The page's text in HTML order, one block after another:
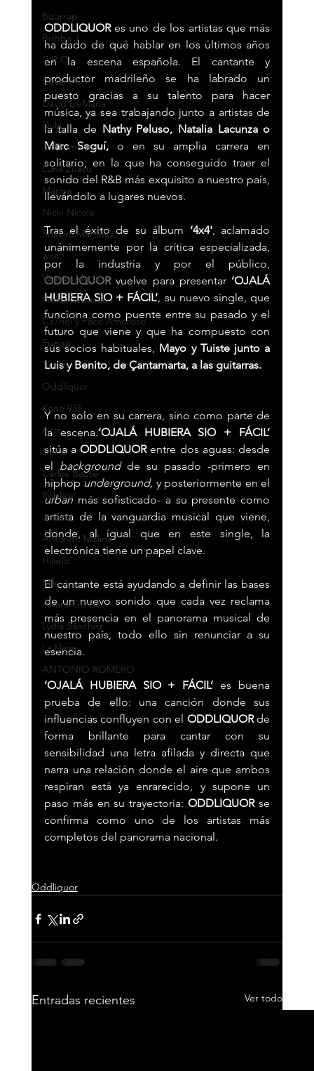
Bizarrap
Bubba J
C.R.O.
Cesar Ac
David DeMaría
Duki
Jc Diamante
Luna Zuazu
Marina
Nicki Nicole
Shakira Martínez
wos
Vanesa Martín
Pieles Sebastian
Ca7riel y Paco Amoroso
Fuego
Taichu
Oddliquor
Kane 935
Acru
DePol
Carlos Baute
Robleis
Jedet
Antoñito Molina
Hilario
Milo J
Álvaro García
Lydia Sánchez
La Llave
ANTONIO ROMERO
ODDLIQUOR es uno de los artistas que más
ha dado de qué hablar en los últimos años
en la escena española. El cantante y
productor madrileño se ha labrado un
puesto gracias a su talento para hacer
música, ya sea trabajando junto a artistas de
la talla de Nathy Peluso, Natalia Lacunza o
Marc Seguí, o en su amplia carrera en
solitario, en la que ha conseguido traer el
sonido del R&B más exquisito a nuestro país,
llevándolo a lugares nuevos.
Tras el éxito de su álbum ‘4x4', aclamado
unánimemente por la crítica especializada,
por la industria y por el público,
ODDLIQUOR vuelve para presentar ‘OJALÁ
HUBIERA SIO + FÁCIL’, su nuevo single, que
funciona como puente entre su pasado y el
futuro que viene y que ha compuesto con
sus socios habituales, Mayo y Tuiste junto a
Luis y Benito, de Çantamarta, a las guitarras.
Y no solo en su carrera, sino como parte de
la escena.
sitúa a ODDLIQUOR entre dos aguas: desde
el background de su pasado -primero en
hiphop underground,
urban más sofisticado- a su presente como
artista de la vanguardia musical que viene,
donde, al igual que en este single, la
electrónica tiene un papel clave.
El cantante está ayudando a definir las bases
de un nuevo sonido que cada vez reclama
más presencia en el panorama musical de
nuestro país, todo ello sin renunciar a su
esencia.
‘OJALÁ HUBIERA SIO + FÁCIL’ es buena
prueba de ello: una canción donde sus
influencias confluyen con el ODDLIQUOR de
forma brillante para cantar con su
sensibilidad una letra afilada y directa que
narra una relación donde el aire que ambos
respiran está ya enrarecido, y supone un
paso más en su trayectoria: ODDLIQUOR se
confirma como uno de los artistas más
completos del panorama nacional.
Oddliquor
Entradas recientes Ver todo